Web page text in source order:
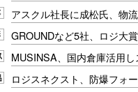
アスクル社長に成松氏、物
GROUNDなど5社、ロジ大
MUSINSA、国内倉庫活用
ロジスネクスト、防爆フォ